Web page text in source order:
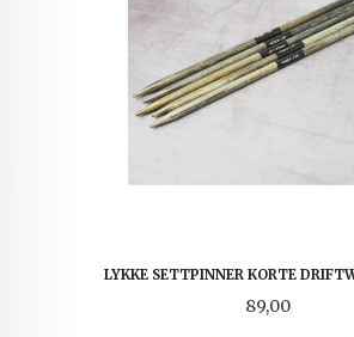
LYKKE SETTPINNER KORTE
Pris
89,00